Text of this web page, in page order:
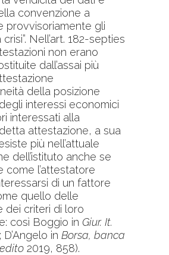
convenzione a
provvisoriamente gli
Nell’art. 182-septies
non erano
dall’assai più
della posizione
interessi economici
interessati alla
attestazione, a sua
più nell’attuale
dell’istituto anche se
come l’attestatore
di un fattore
quello delle
dei criteri di loro
così Boggio in Giur. It.
in Borsa, banca
2019, 858).